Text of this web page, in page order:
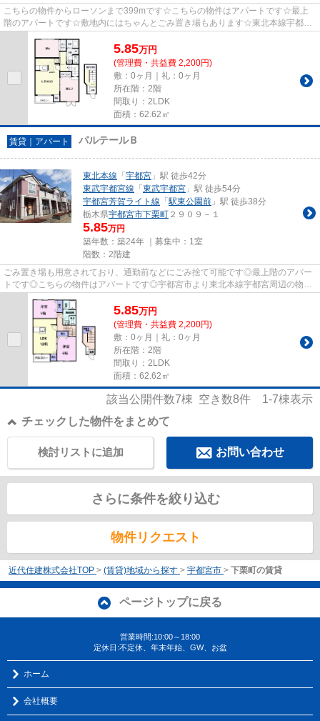
こちらの物件からローソンまで399mです☆こちらの物件はアパートです☆最上
階のアパートです☆敷地内にはちゃんとごみ置き場もあります☆東北本線宇都宮
5.85万円
(管理費・共益費 2,200円)
敷：0ヶ月｜礼：0ヶ月
所在階：2階
間取り：2LDK
面積：62.62㎡
賃貸｜アパート パルテールＢ
東北本線 「 宇都宮 」駅 徒歩42分
東武宇都宮線 「 東武宇都宮 」駅 徒歩54分
宇都宮芳賀ライト線 「駅東公園前 」駅 徒歩38分
栃木県宇都宮市下栗町 ２９０９－１
5.85万円
築年数：築24年 ｜募集中： 1室
階数：2階建
ごみ置き場も用意されており、通勤前などにごみ捨て可能です◎最上階のアパー
トです◎こちらの物件はアパートです◎宇都宮市より東北本線宇都宮周辺の物件
情報をご案内しています◎028-624...
5.85万円
(管理費・共益費 2,200円)
敷：0ヶ月｜礼：0ヶ月
所在階：2階
間取り：2LDK
面積：62.62㎡
該当公開件数7棟 空き数8件 1-7棟表示
チェックした物件をまとめて
お問い合わせ
検討リストに追加
さらに条件を絞り込む
物件リクエスト
近代住建株式会社TOP > (賃貸)地域から探す > 宇都宮市 > 下栗町の賃貸
ページトップに戻る
営業時間:10:00～18:00
定休日:不定休、年末年始、GW、お盆
ホーム
会社概要